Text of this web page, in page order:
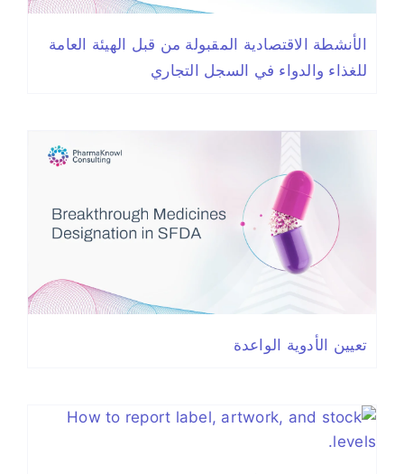
الأنشطة الاقتصادية المقبولة من قبل الهيئة العامة
للغذاء والدواء في السجل التجاري
تعيين الأدوية الواعدة